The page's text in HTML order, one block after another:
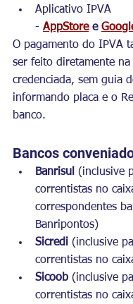
Aplicativo IPVA
- AppStore e
O pagamento do IPVA
ser feito diretamente na
credenciada, sem guia
informando placa e o
banco.
Bancos
Banrisul (inclusive
correntistas no
correspondentes
Banripontos)
Sicredi (inclusive
correntistas no
Sicoob (inclusive
correntistas no